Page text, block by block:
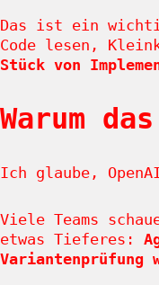
Das ist ein
Code lesen,
Stück von
Warum
Ich glaube,
Viele Teams
etwas Tieferes:
Variantenprüfung